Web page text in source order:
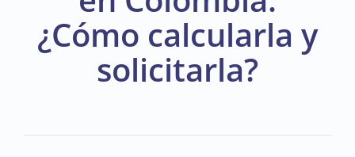
¿Cómo calcularla y
solicitarla?